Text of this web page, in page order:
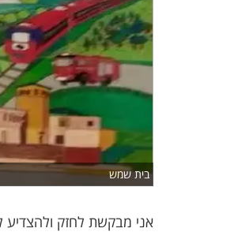
בית שמש
אני מבקשת לחזק ולהצדיע